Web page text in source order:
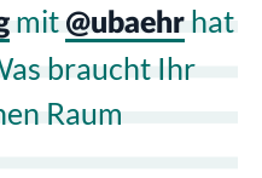
mit @ubaehr hat
braucht Ihr
Raum